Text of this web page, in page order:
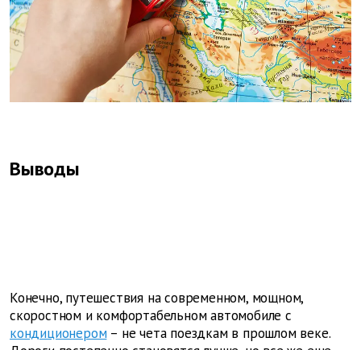
Выводы
Конечно, путешествия на современном, мощном,
скоростном и комфортабельном автомобиле с
кондиционером– не чета поездкам в прошлом веке.